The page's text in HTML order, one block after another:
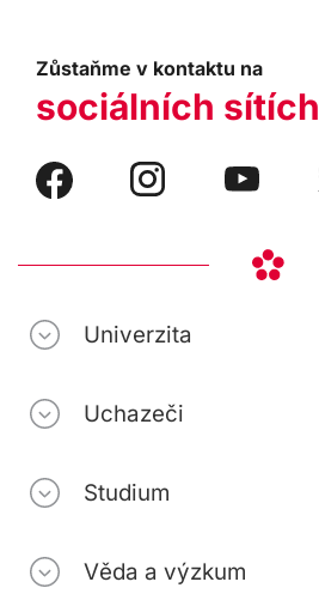
Zůstaňme v kontaktu na
sociálních sítích
Univerzita
Uchazeči
Studium
Věda a výzkum